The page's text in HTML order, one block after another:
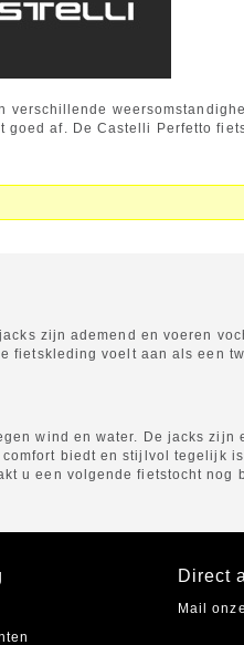
af. De Castelli Perfetto
zijn ademend en voeren
fietskleding voelt aan als een
wind en water. De jacks zijn
biedt en stijlvol tegelijk
u een volgende fietstocht nog
Direct
Mail